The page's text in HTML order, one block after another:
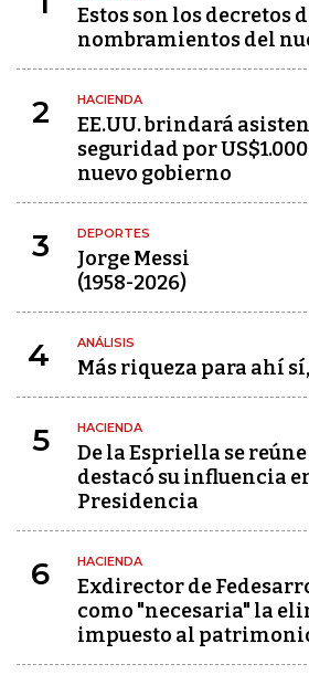
Estos son los decretos
nombramientos del
2 HACIENDA
EE.UU. brindará
seguridad por
nuevo gobierno
3 DEPORTES
Jorge Messi
(1958-2026)
4 ANÁLISIS
Más riqueza para ahí
5 HACIENDA
De la Espriella se
destacó su influencia
Presidencia
6 HACIENDA
Exdirector de
como "necesaria" la
impuesto al